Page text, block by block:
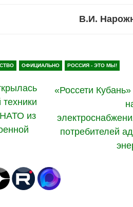
В.И.
ОФИЦИАЛЬНО РОССИЯ - ЭТО МЫ!
из
«Россети
потребителей